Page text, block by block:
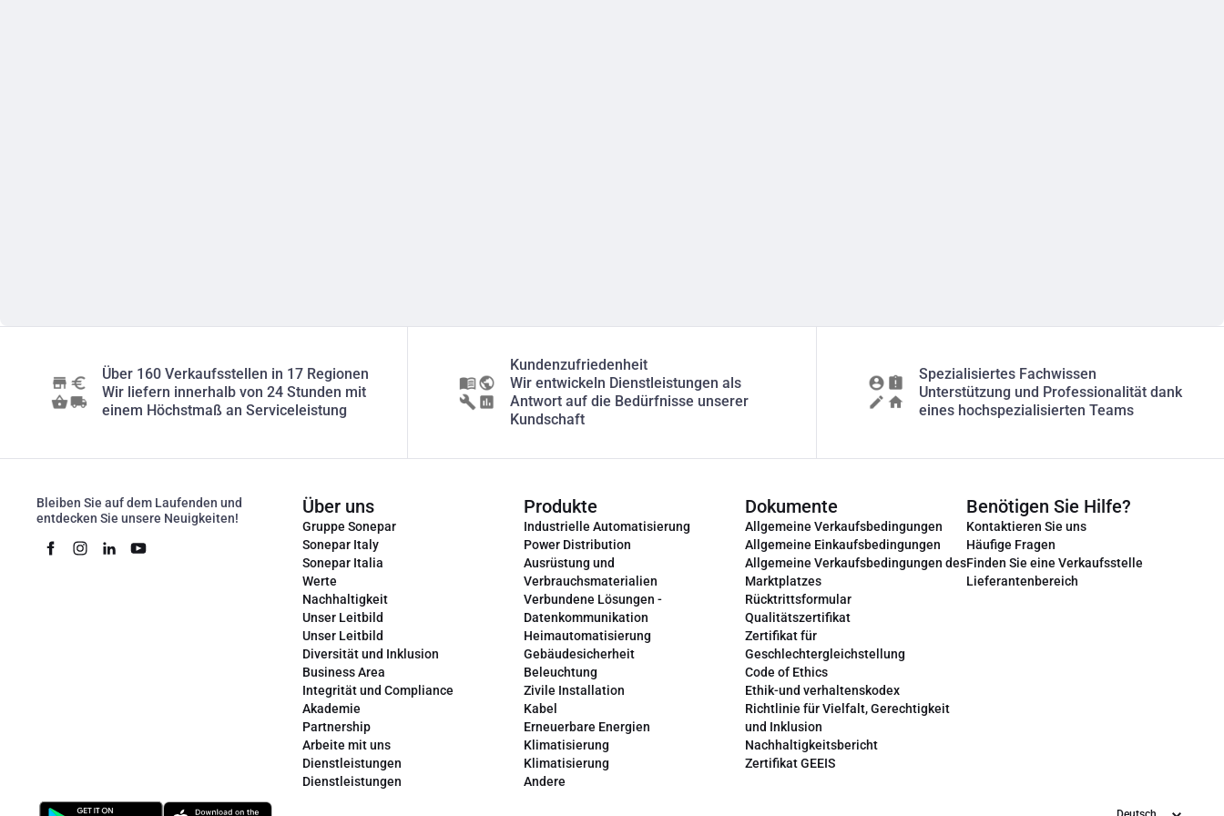
Über 160 Verkaufsstellen in 17 Regionen
Wir liefern innerhalb von 24 Stunden mit
einem Höchstmaß an Serviceleistung
Kundenzufriedenheit
Wir entwickeln Dienstleistungen als
Antwort auf die Bedürfnisse unserer
Kundschaft
Spezialisiertes Fachwissen
Unterstützung und Professionalität dank
eines hochspezialisierten Teams
Bleiben Sie auf dem Laufenden und
entdecken Sie unsere Neuigkeiten!
Über uns
Gruppe Sonepar
Sonepar Italy
Sonepar Italia
Werte
Nachhaltigkeit
Unser Leitbild
Unser Leitbild
Diversität und Inklusion
Business Area
Integrität und Compliance
Akademie
Partnership
Arbeite mit uns
Dienstleistungen
Dienstleistungen
Produkte
Industrielle Automatisierung
Power Distribution
Ausrüstung und
Verbrauchsmaterialien
Verbundene Lösungen -
Datenkommunikation
Heimautomatisierung
Gebäudesicherheit
Beleuchtung
Zivile Installation
Kabel
Erneuerbare Energien
Klimatisierung
Klimatisierung
Andere
Dokumente
Allgemeine Verkaufsbedingungen
Allgemeine Einkaufsbedingungen
Allgemeine Verkaufsbedingungen des
Marktplatzes
Rücktrittsformular
Qualitätszertifikat
Zertifikat für
Geschlechtergleichstellung
Code of Ethics
Ethik-und verhaltenskodex
Richtlinie für Vielfalt, Gerechtigkeit
und Inklusion
Nachhaltigkeitsbericht
Zertifikat GEEIS
Benötigen Sie Hilfe?
Kontaktieren Sie uns
Häufige Fragen
Finden Sie eine Verkaufsstelle
Lieferantenbereich